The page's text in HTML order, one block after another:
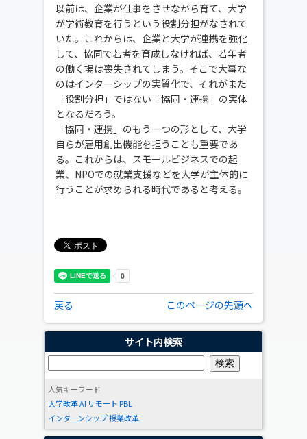
以前は、企業が仕事をさせながら育て、大学
が学術教育を行うという役割分担がなされて
いた。これからは、企業と大学が連携を強化
して、協同で若者を育成しなければ、若年者
の働く場は喪失されてしまう。そこで大事な
のはインターシップの実質化で、それがまた
「役割分担」ではない「協同・連携」の実体
となるだろう。
「協同・連携」のもう一つの形として、大学
自らが雇用創出機能を担うことも重要であ
る。これからは、スモールビジネスでの起
業、NPOでの就業支援などを大学が主体的に
行うことが求められる時代であると考える。
戻る このページの先頭へ
サイト内検索
人気キーワード
大学改革AI リモート PBL
インターンシップ授業改革